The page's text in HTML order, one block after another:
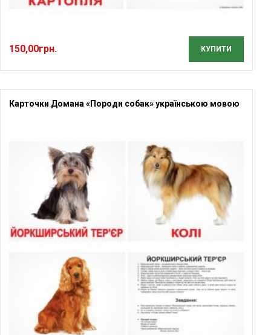
150,00грн. КУПИТИ
Карточки Домана «Породи собак» українською мовою